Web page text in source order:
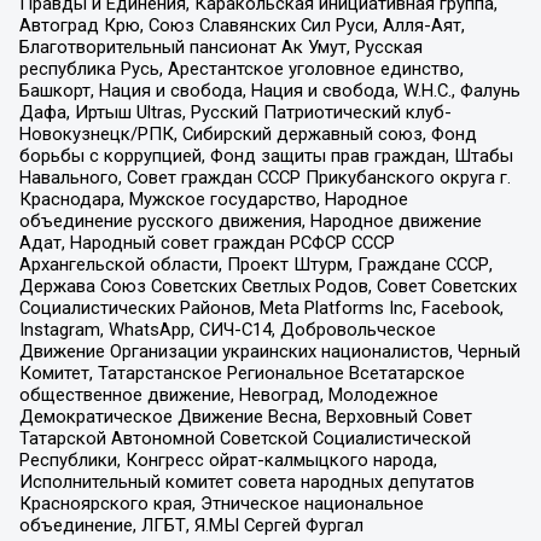
Автоград Крю, Союз Славянских Сил Руси, Алля-Аят,
Благотворительный пансионат Ак Умут, Русская
республика Русь, Арестантское уголовное единство,
Башкорт, Нация и свобода, Нация и свобода, W.H.С., Фалунь
Дафа, Иртыш Ultras, Русский Патриотический клуб-
Новокузнецк/РПК, Сибирский державный союз, Фонд
борьбы с коррупцией, Фонд защиты прав граждан, Штабы
Навального, Совет граждан СССР Прикубанского округа г.
Краснодара, Мужское государство, Народное
объединение русского движения, Народное движение
Адат, Народный совет граждан РСФСР СССР
Архангельской области, Проект Штурм, Граждане СССР,
Держава Союз Советских Светлых Родов, Совет Советских
Социалистических Районов, Meta Platforms Inc, Facebook,
Instagram, WhatsApp, СИЧ-С14, Добровольческое
Движение Организации украинских националистов, Черный
Комитет, Татарстанское Региональное Всетатарское
общественное движение, Невоград, Молодежное
Демократическое Движение Весна, Верховный Совет
Татарской Автономной Советской Социалистической
Республики, Конгресс ойрат-калмыцкого народа,
Исполнительный комитет совета народных депутатов
Красноярского края, Этническое национальное
объединение, ЛГБТ, Я.МЫ Сергей Фургал